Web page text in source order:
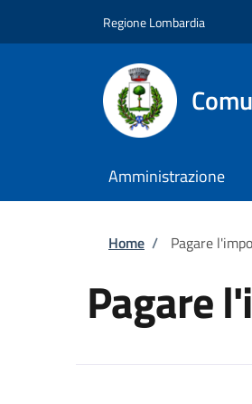
Regione Lombardia
Amministrazione
Briciole
Home / Pagare
Pagare